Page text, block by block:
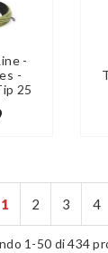
-
-
25
1 2 3 4
1-50 di 434